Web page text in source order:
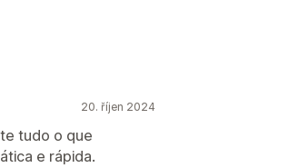
20. říjen 2024
tudo o que
e rápida.